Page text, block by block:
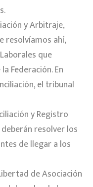
y Arbitraje,
resolvíamos ahí,
que
Federación. En
el tribunal
y Registro
resolver los
de llegar a los
de Asociación